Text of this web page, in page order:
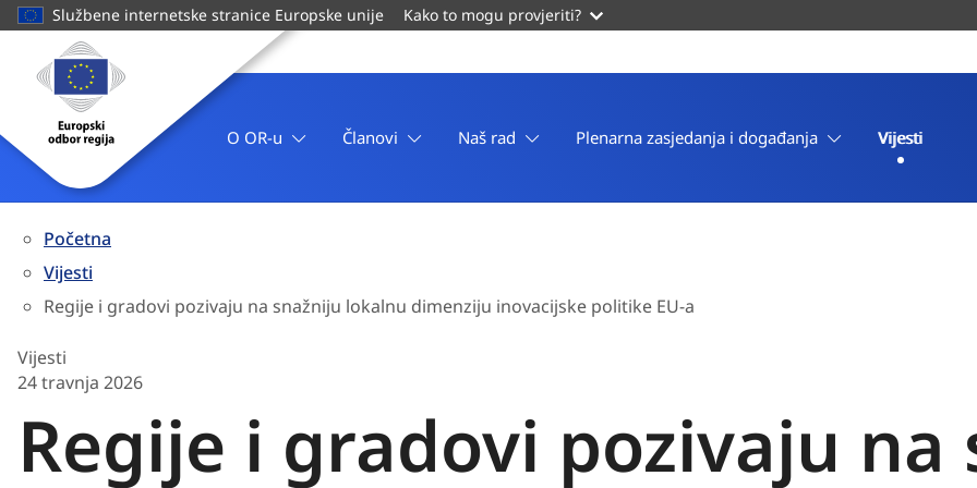
glavni
sadržaj
Službene internetske stranice Europske unije Kako to mogu provjeriti?
Naslovnica
Europski
odbor
regija
O OR-u Članovi Naš rad Plenarna zasjedanja i događanja Vijesti
Početna
Vijesti
Regije i gradovi pozivaju na snažniju lokalnu dimenziju inovacijske politike EU-a
Vijesti
24 travnja 2026
Regije i gradovi pozivaju na